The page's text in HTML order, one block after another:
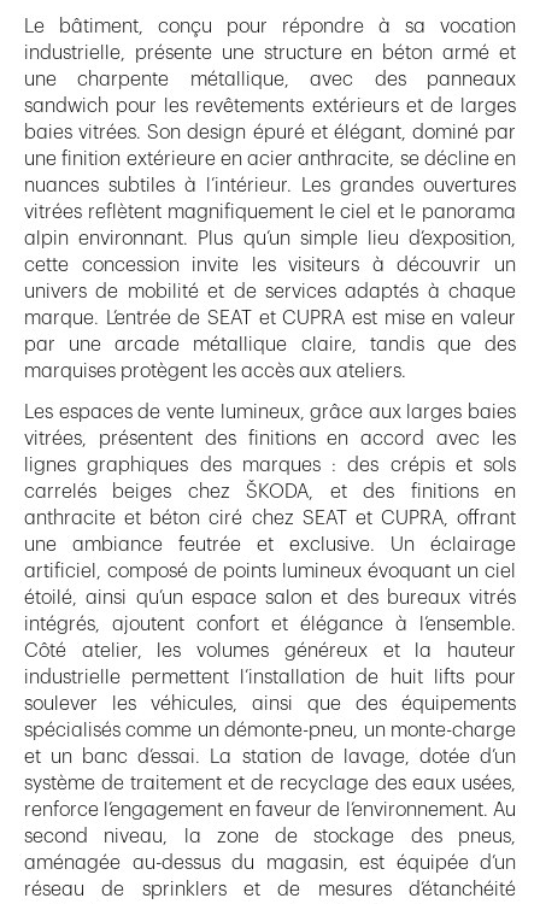
Le bâtiment, conçu pour répondre à sa vocation
industrielle, présente une structure en béton armé et
une charpente métallique, avec des panneaux
sandwich pour les revêtements extérieurs et de larges
baies vitrées. Son design épuré et élégant, dominé par
une finition extérieure en acier anthracite, se décline en
nuances subtiles à l’intérieur. Les grandes ouvertures
vitrées reflètent magnifiquement le ciel et le panorama
alpin environnant. Plus qu’un simple lieu d’exposition,
cette concession invite les visiteurs à découvrir un
univers de mobilité et de services adaptés à chaque
marque. L’entrée de SEAT et CUPRA est mise en valeur
par une arcade métallique claire, tandis que des
marquises protègent les accès aux ateliers.
Les espaces de vente lumineux, grâce aux larges baies
vitrées, présentent des finitions en accord avec les
lignes graphiques des marques : des crépis et sols
carrelés beiges chez ŠKODA, et des finitions en
anthracite et béton ciré chez SEAT et CUPRA, offrant
une ambiance feutrée et exclusive. Un éclairage
artificiel, composé de points lumineux évoquant un ciel
étoilé, ainsi qu’un espace salon et des bureaux vitrés
intégrés, ajoutent confort et élégance à l’ensemble.
Côté atelier, les volumes généreux et la hauteur
industrielle permettent l’installation de huit lifts pour
soulever les véhicules, ainsi que des équipements
spécialisés comme un démonte-pneu, un monte-charge
et un banc d’essai. La station de lavage, dotée d’un
système de traitement et de recyclage des eaux usées,
renforce l’engagement en faveur de l’environnement. Au
second niveau, la zone de stockage des pneus,
aménagée au-dessus du magasin, est équipée d’un
réseau de sprinklers et de mesures d’étanchéité